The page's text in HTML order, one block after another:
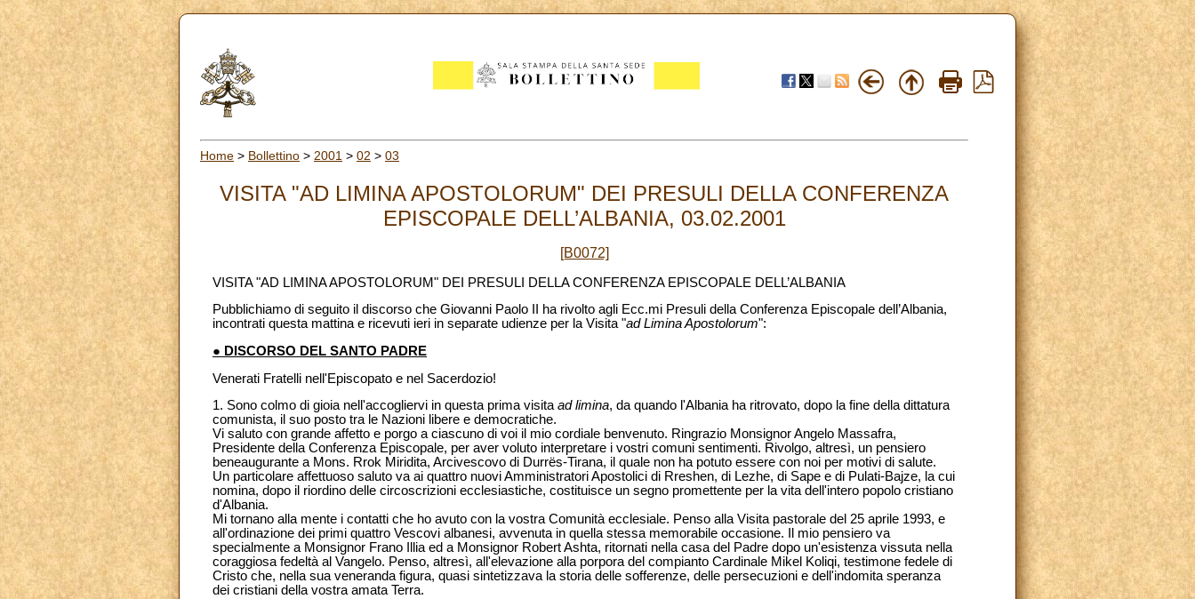
Home > Bollettino > 2001 > 02 > 03
VISITA "AD LIMINA APOSTOLORUM" DEI PRESULI DELLA CONFERENZA
EPISCOPALE DELL’ALBANIA, 03.02.2001
[B0072]
VISITA "AD LIMINA APOSTOLORUM" DEI PRESULI DELLA CONFERENZA EPISCOPALE DELL’ALBANIA
Pubblichiamo di seguito il discorso che Giovanni Paolo II ha rivolto agli Ecc.mi Presuli della Conferenza Episcopale dell’Albania,
incontrati questa mattina e ricevuti ieri in separate udienze per la Visita "ad Limina Apostolorum":
● DISCORSO DEL SANTO PADRE
Venerati Fratelli nell'Episcopato e nel Sacerdozio!
1. Sono colmo di gioia nell'accogliervi in questa prima visitaad limina, da quando l'Albania ha ritrovato, dopo la fine della dittatura
comunista, il suo posto tra le Nazioni libere e democratiche.
Vi saluto con grande affetto e porgo a ciascuno di voi il mio cordiale benvenuto. Ringrazio Monsignor Angelo Massafra,
Presidente della Conferenza Episcopale, per aver voluto interpretare i vostri comuni sentimenti. Rivolgo, altresì, un pensiero
beneaugurante a Mons. Rrok Miridita, Arcivescovo di Durrës-Tirana, il quale non ha potuto essere con noi per motivi di salute.
Un particolare affettuoso saluto va ai quattro nuovi Amministratori Apostolici di Rreshen, di Lezhe, di Sape e di Pulati-Bajze, la cui
nomina, dopo il riordino delle circoscrizioni ecclesiastiche, costituisce un segno promettente per la vita dell'intero popolo cristiano
d'Albania.
Mi tornano alla mente i contatti che ho avuto con la vostra Comunità ecclesiale. Penso alla Visita pastorale del 25 aprile 1993, e
all'ordinazione dei primi quattro Vescovi albanesi, avvenuta in quella stessa memorabile occasione. Il mio pensiero va
specialmente a Monsignor Frano Illia ed a Monsignor Robert Ashta, ritornati nella casa del Padre dopo un'esistenza vissuta nella
coraggiosa fedeltà al Vangelo. Penso, altresì, all'elevazione alla porpora del compianto Cardinale Mikel Koliqi, testimone fedele di
Cristo che, nella sua veneranda figura, quasi sintetizzava la storia delle sofferenze, delle persecuzioni e dell'indomita speranza
dei cristiani della vostra amata Terra.